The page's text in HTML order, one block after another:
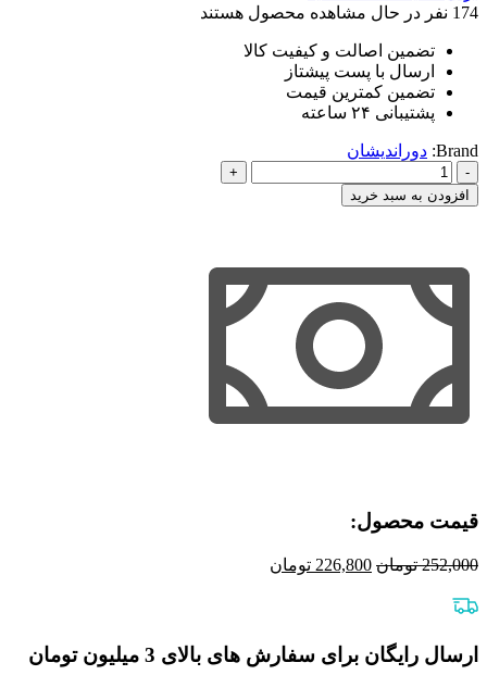
174 نفر در حال مشاهده محصول هستند
تضمین اصالت و کیفیت کالا
ارسال با پست پیشتاز
تضمین کمترین قیمت
پشتیبانی ۲۴ ساعته
Brand: دوراندیشان
کمک
حافظه
مدنی
قهری)
دوراندیشان
عدد
افزودن به سبد خرید
قیمت محصول:​
252,000 تومان قیمت
226,800 تومان
ارسال رایگان برای سفارش های بالای 3 میلیون تومان